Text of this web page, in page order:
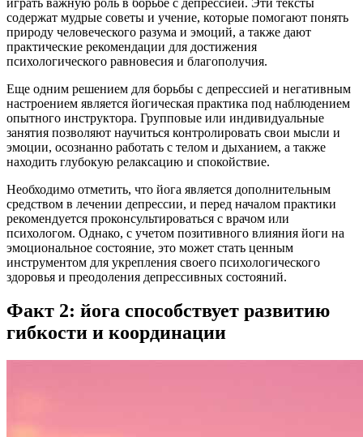
содержат мудрые советы и учение, которые помогают понять
природу человеческого разума и эмоций, а также дают
практические рекомендации для достижения
психологического равновесия и благополучия.
Еще одним решением для борьбы с депрессией и негативным
настроением является йогическая практика под наблюдением
опытного инструктора. Групповые или индивидуальные
занятия позволяют научиться контролировать свои мысли и
эмоции, осознанно работать с телом и дыханием, а также
находить глубокую релаксацию и спокойствие.
Необходимо отметить, что йога является дополнительным
средством в лечении депрессии, и перед началом практики
рекомендуется проконсультироваться с врачом или
психологом. Однако, с учетом позитивного влияния йоги на
эмоциональное состояние, это может стать ценным
инструментом для укрепления своего психологического
здоровья и преодоления депрессивных состояний.
Факт 2: йога способствует развитию
гибкости и координации